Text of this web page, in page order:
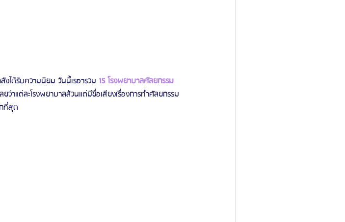
งได้รับความนิยม วันนี้เรอารวม 15 โรงพยาบาลศัลยกรรม
ว่าแต่ละโรงพยาบาลล้วนแต่มีชื่อเสียงเรื่องการทำศัลยกรรม
ที่สุด